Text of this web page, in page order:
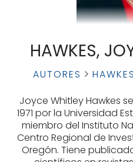
HAWKES,
AUTORES
Joyce Whitley Hawkes
1971 por la Universidad
miembro del Instituto
Centro Regional de
Oregón. Tiene